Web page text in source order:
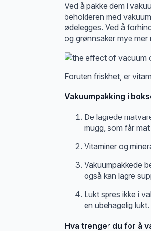
Ved å pakke dem i
beholderen med
ødelegges. Ved å
og grønnsaker mye mer
Foruten friskhet, er
Vakuumpakking i
De lagrede
mugg, som får
Vitaminer og
Vakuumpakkede
også kan lagre
Lukt spres ikke i
en ubehagelig lukt.
Hva trenger du for å